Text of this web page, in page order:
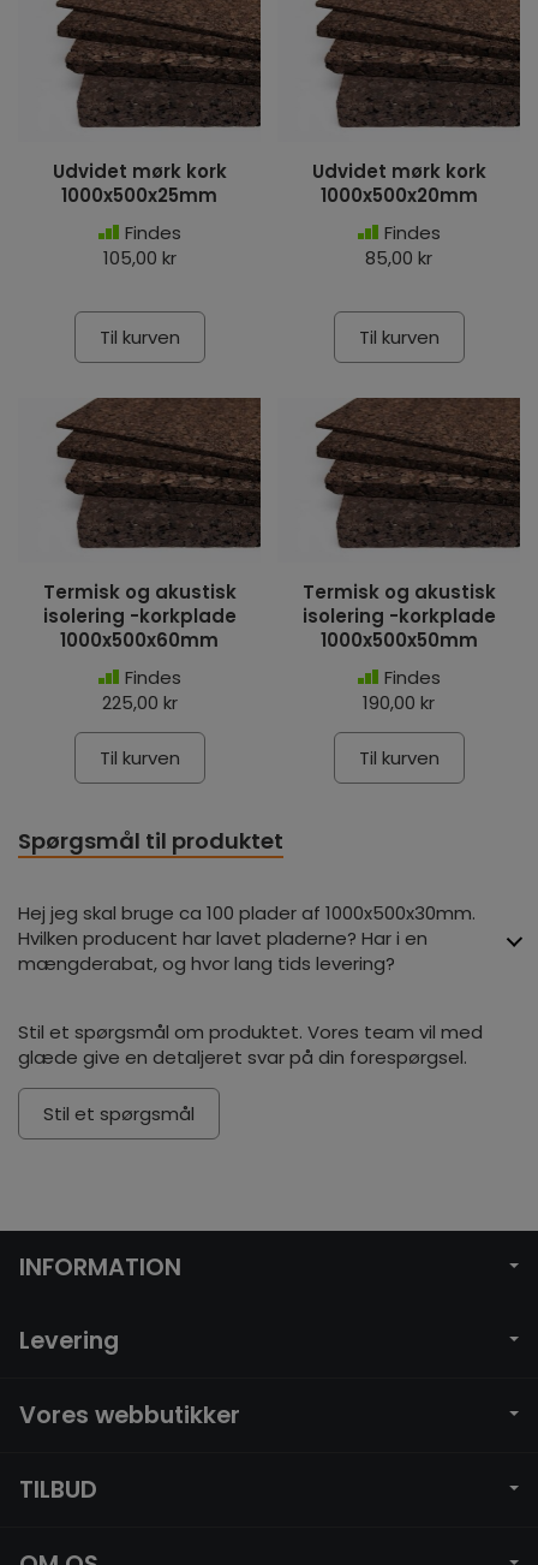
Udvidet mørk kork
1000x500x25mm
Findes
105,00 kr
Til kurven
Udvidet mørk kork
1000x500x20mm
Findes
85,00 kr
Til kurven
Termisk og akustisk
isolering -korkplade
1000x500x60mm
Findes
225,00 kr
Til kurven
Termisk og akustisk
isolering -korkplade
1000x500x50mm
Findes
190,00 kr
Til kurven
Spørgsmål til produktet
Hej jeg skal bruge ca 100 plader af 1000x500x30mm.
Hvilken producent har lavet pladerne? Har i en
mængderabat, og hvor lang tids levering?
Stil et spørgsmål om produktet. Vores team vil med
glæde give en detaljeret svar på din forespørgsel.
Stil et spørgsmål
INFORMATION
Levering
Vores webbutikker
TILBUD